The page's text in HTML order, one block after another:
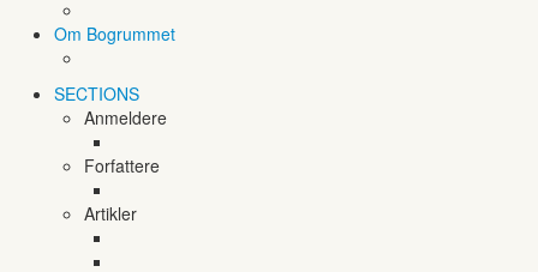
Om Bogrummet
SECTIONS
Anmeldere
Forfattere
Artikler